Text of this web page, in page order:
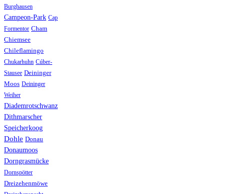
Burghausen
Campeon-Park Cap
Formentor Cham
Chiemsee
Chileflamingo
Chukarhuhn Cúber-
Stausee Deininger
Moos Deininger
Weiher
Diademrotschwanz
Dithmarscher
Speicherkoog
Dohle Donau
Donaumoos
Dorngrasmücke
Dornspötter
Dreizehenmöwe